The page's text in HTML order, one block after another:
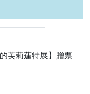
芙莉蓮特展】贈票